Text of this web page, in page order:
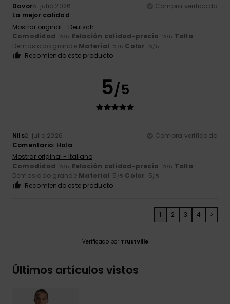
Davor5. julio 2026
Compra verificada
La mejor calidad
Mostrar original - Deutsch
Comodidad: 5/5 Relación calidad-precio: 5/5 Talla:
Demasiado grande Material: 5 /5 Color: 5/5
Recomiendo este producto
5/5
Nils2. julio 2026
Compra verificada
Comentario: Hola
Mostrar original - Italiano
Comodidad: 5/5 Relación calidad-precio: 5/5 Talla:
Demasiado grande Material: 5 /5 Color: 5/5
Recomiendo este producto
1 2 3 4 >
Verificado por TrustVille
Últimos artículos vistos